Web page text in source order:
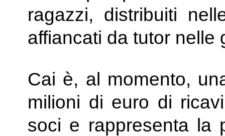
ragazzi, distribuiti
affiancati da tutor nelle
Cai è, al momento,
milioni di euro di
soci e rappresenta la